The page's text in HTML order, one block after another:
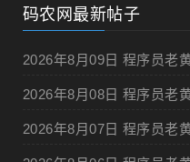
码农网最新帖子
2026年8月09日 程序员老
2026年8月08日 程序员老